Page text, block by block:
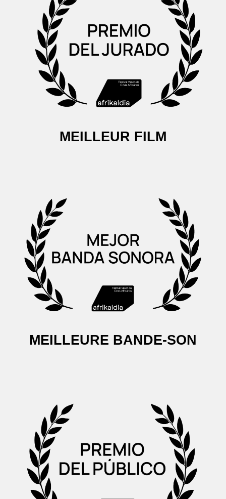
MEILLEUR FILM
MEILLEURE BANDE-SON